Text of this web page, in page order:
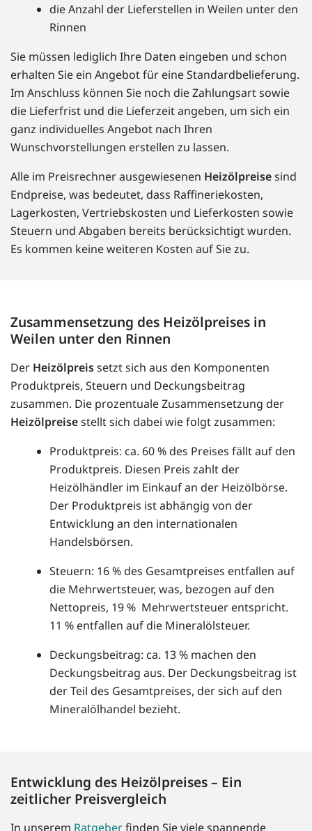
die Anzahl der Lieferstellen in Weilen unter den
Rinnen
Sie müssen lediglich Ihre Daten eingeben und schon
erhalten Sie ein Angebot für eine Standardbelieferung.
Im Anschluss können Sie noch die Zahlungsart sowie
die Lieferfrist und die Lieferzeit angeben, um sich ein
ganz individuelles Angebot nach Ihren
Wunschvorstellungen erstellen zu lassen.
Alle im Preisrechner ausgewiesenen Heizölpreisesind
Endpreise, was bedeutet, dass Raffineriekosten,
Lagerkosten, Vertriebskosten und Lieferkosten sowie
Steuern und Abgaben bereits berücksichtigt wurden.
Es kommen keine weiteren Kosten auf Sie zu.
Zusammensetzung des Heizölpreises in
Weilen unter den Rinnen
Der Heizölpreissetzt sich aus den Komponenten
Produktpreis, Steuern und Deckungsbeitrag
zusammen. Die prozentuale Zusammensetzung der
Heizölpreisestellt sich dabei wie folgt zusammen:
Produktpreis: ca. 60 % des Preises fällt auf den
Produktpreis. Diesen Preis zahlt der
Heizölhändler im Einkauf an der Heizölbörse.
Der Produktpreis ist abhängig von der
Entwicklung an den internationalen
Handelsbörsen.
Steuern: 16 % des Gesamtpreises entfallen auf
die Mehrwertsteuer, was, bezogen auf den
Nettopreis, 19 % Mehrwertsteuer entspricht.
11 % entfallen auf die Mineralölsteuer.
Deckungsbeitrag: ca. 13 % machen den
Deckungsbeitrag aus. Der Deckungsbeitrag ist
der Teil des Gesamtpreises, der sich auf den
Mineralölhandel bezieht.
Entwicklung des Heizölpreises – Ein
zeitlicher Preisvergleich
In unserem Ratgeberfinden Sie viele spannende